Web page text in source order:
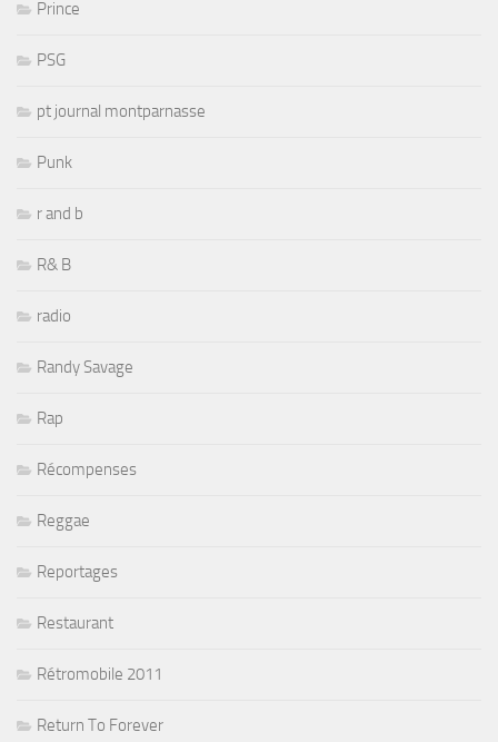
Prince
PSG
pt journal montparnasse
Punk
r and b
R& B
radio
Randy Savage
Rap
Récompenses
Reggae
Reportages
Restaurant
Rétromobile 2011
Return To Forever